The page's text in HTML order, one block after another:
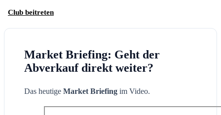
Club beitreten
Market Briefing: Geht der
Abverkauf direkt weiter?
Das heutige Market Briefing im Video.